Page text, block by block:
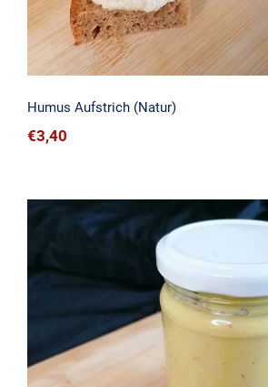
Humus Aufstrich (Natur)
€3,40
Curry-Humus